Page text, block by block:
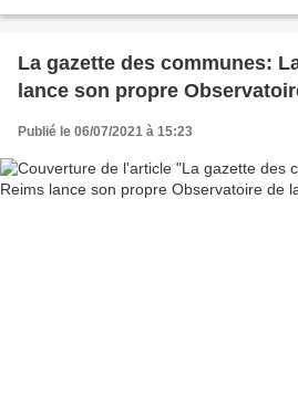
La gazette des communes:
lance son propre
Publié le 06/07/2021 à 15:23